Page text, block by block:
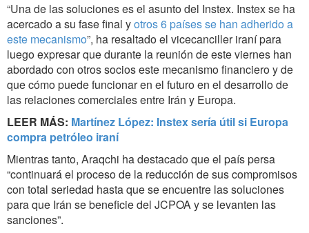
“Una de las soluciones es el asunto del Instex. Instex se ha
acercado a su fase final yotros 6 países se han adherido a
este mecanismo”, ha resaltado el vicecanciller iraní para
luego expresar que durante la reunión de este viernes han
abordado con otros socios este mecanismo financiero y de
que cómo puede funcionar en el futuro en el desarrollo de
las relaciones comerciales entre Irán y Europa.
LEER MÁS: Martínez López: Instex sería útil si Europa
compra petróleo iraní
Mientras tanto, Araqchi ha destacado que el país persa
“continuará el proceso de la reducción de sus compromisos
con total seriedad hasta que se encuentre las soluciones
para que Irán se beneficie del JCPOA y se levanten las
sanciones”.